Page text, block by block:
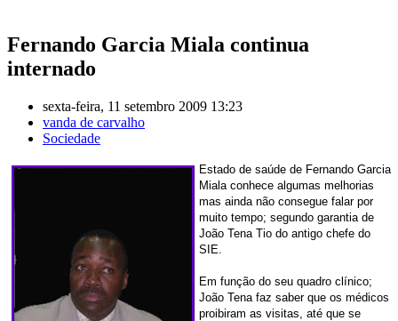
Fernando Garcia Miala continua
internado
sexta-feira, 11 setembro 2009 13:23
vanda de carvalho
Sociedade
Estado de saúde de Fernando Garcia
Miala conhece algumas melhorias
mas ainda não consegue falar por
muito tempo; segundo garantia de
João Tena Tio do antigo chefe do
SIE.
Em função do seu quadro clínico;
João Tena faz saber que os médicos
proibiram as visitas, até que se